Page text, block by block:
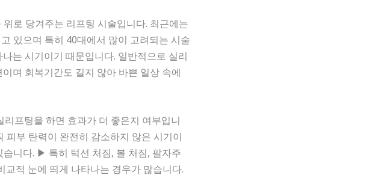
로 당겨주는 리프팅 시술입니다. 최근에는
있으며 특히 40대에서 많이 고려되는 시술
는 시기이기 때문입니다. 일반적으로 실리
며 회복기간도 길지 않아 바쁜 일상 속에
프팅을 하면 효과가 더 좋은지 여부입니
피부 탄력이 완전히 감소하지 않은 시기이
니다. ▶ 특히 턱선 처짐, 볼 처짐, 팔자주
적 눈에 띄게 나타나는 경우가 많습니다.